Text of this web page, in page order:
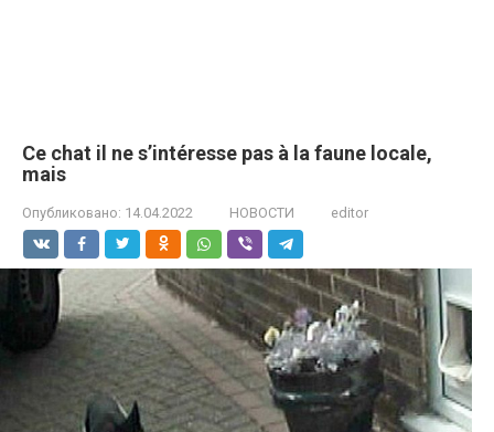
Ce chat il ne s’intéresse pas à la faune locale,
mais
Опубликовано: 14.04.2022 НОВОСТИ editor